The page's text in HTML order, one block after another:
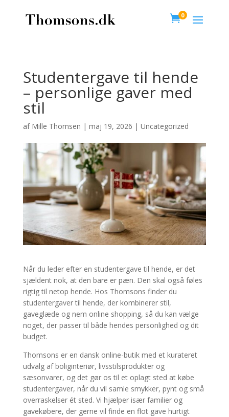
0
Studentergave til hende
– personlige gaver med
stil
af Mille Thomsen | maj 19, 2026 | Uncategorized
Når du leder efter en studentergave til hende, er det
sjældent nok, at den bare er pæn. Den skal også føles
rigtig til netop hende. Hos Thomsons finder du
studentergaver til hende, der kombinerer stil,
gaveglæde og nem online shopping, så du kan vælge
noget, der passer til både hendes personlighed og dit
budget.
Thomsons er en dansk online-butik med et kurateret
udvalg af boliginteriør, livsstilsprodukter og
sæsonvarer, og det gør os til et oplagt sted at købe
studentergaver, når du vil samle smykker, pynt og små
overraskelser ét sted. Vi hjælper især familier og
gavekøbere, der gerne vil finde en flot gave hurtigt